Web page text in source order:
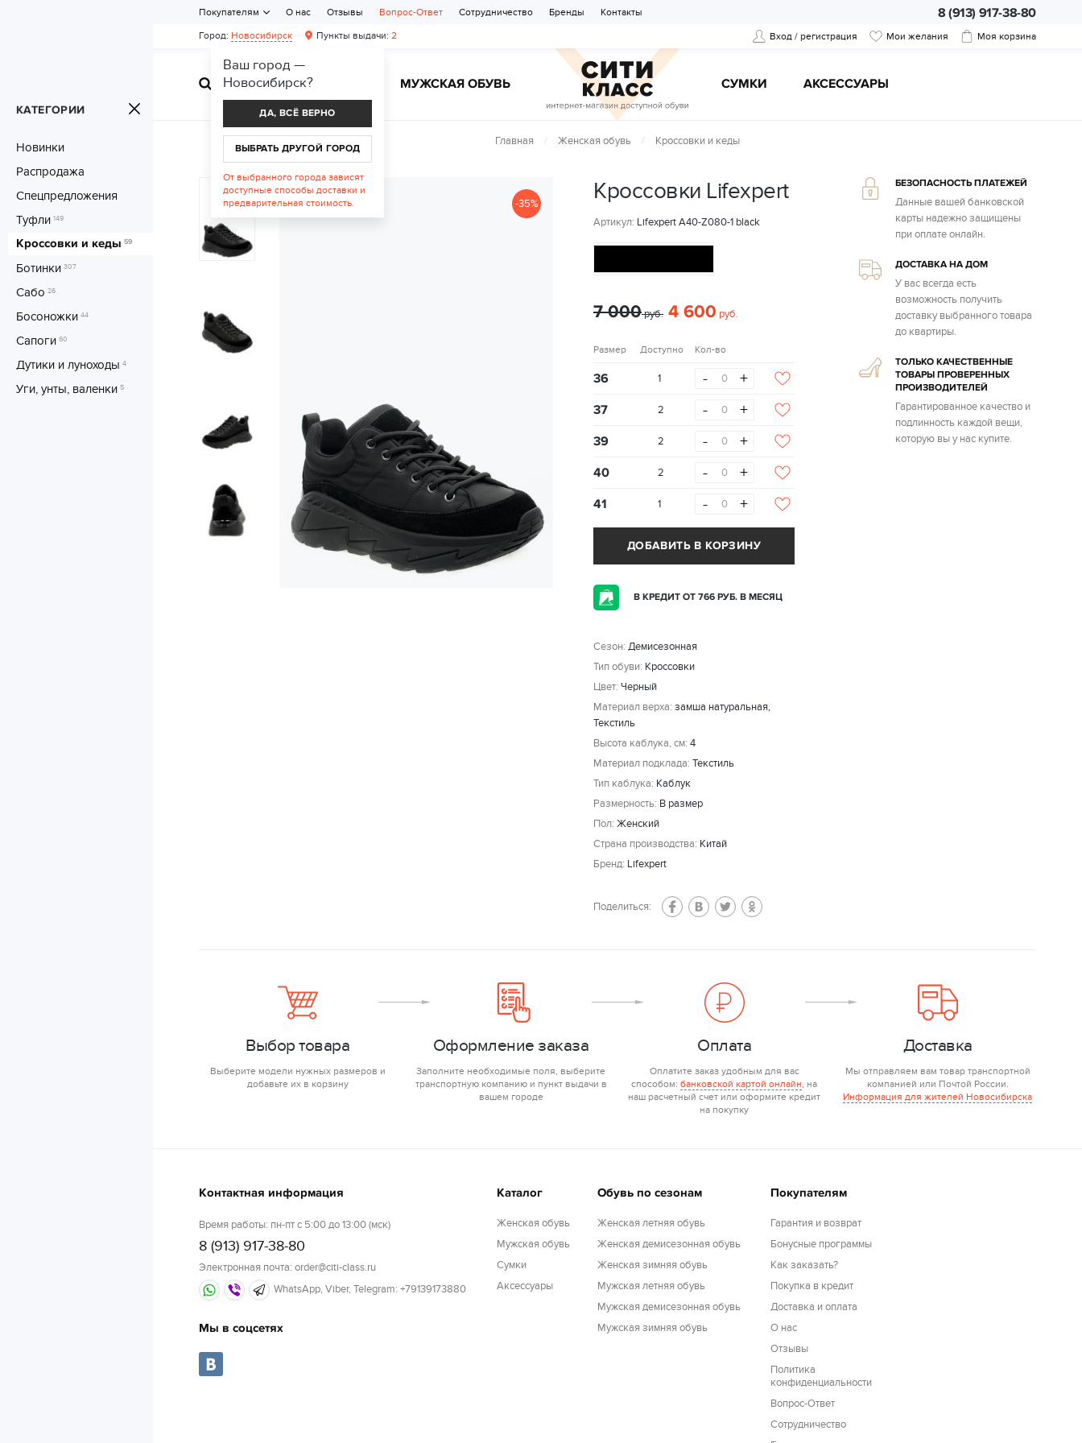
Вход / регистрация Мои желания Моя корзина
ЖЕНСКАЯ ОБУВЬ МУЖСКАЯ ОБУВЬ CУМКИ АКСЕССУАРЫ
Город: Новосибирск Пункты выдачи: 2
8 (913) 917-38-80
Покупателям О нас Отзывы Вопрос-Ответ Сотрудничество Бренды Контакты
КАТЕГОРИИ
Новинки
Распродажа
Спецпредложения
Туфли 149
Кроссовки и кеды 59
Ботинки 307
Сабо 26
Босоножки 44
Сапоги 60
Дутики и луноходы 4
Уги, унты, валенки 5
Главная Женская обувь Кроссовки и кеды
-35% Кроссовки Lifexpert
Артикул: Lifexpert A40-Z080-1 black
7 000руб. 4 600 руб.
Размер Доступно Кол-во
36 1 - +
37 2 - +
39 2 - +
40 2 - +
41 1 - +
ДОБАВИТЬ В КОРЗИНУ
В КРЕДИТ ОТ 766 РУБ. В МЕСЯЦ
Сезон: Демисезонная
Тип обуви: Кроссовки
Цвет: Черный
Материал верха: замша натуральная,
Текстиль
Высота каблука, см: 4
Материал подклада: Текстиль
Тип каблука: Каблук
Размерность: В размер
Пол: Женский
Страна производства: Китай
Бренд: Lifexpert
Поделиться:
БЕЗОПАСНОСТЬ ПЛАТЕЖЕЙ
Данные вашей банковской
карты надежно защищены
при оплате онлайн.
ДОСТАВКА НА ДОМ
У вас всегда есть
возможность получить
доставку выбранного товара
до квартиры.
ТОЛЬКО КАЧЕСТВЕННЫЕ
ТОВАРЫ ПРОВЕРЕННЫХ
ПРОИЗВОДИТЕЛЕЙ
Гарантированное качество и
подлинность каждой вещи,
которую вы у нас купите.
Выбор товара
Выберите модели нужных размеров и
добавьте их в корзину
Оформление заказа
Заполните необходимые поля, выберите
транспортную компанию и пункт выдачи в
вашем городе
Оплата
Оплатите заказ удобным для вас
способом: банковской картой онлайн, на
наш расчетный счет или оформите кредит
на покупку
Доставка
Мы отправляем вам товар транспортной
компанией или Почтой России.
Информация для жителей Новосибирска
Контактная информация
Время работы: пн-пт с 5:00 до 13:00 (мск)
8 (913) 917-38-80
Электронная почта: order@citi-class.ru
WhatsApp, Viber, Telegram: +79139173880
Мы в соцсетях
Каталог
Женская обувь
Мужская обувь
Cумки
Аксессуары
Обувь по сезонам
Женская летняя обувь
Женская демисезонная обувь
Женская зимняя обувь
Мужская летняя обувь
Мужская демисезонная обувь
Мужская зимняя обувь
Покупателям
Гарантия и возврат
Бонусные программы
Как заказать?
Покупка в кредит
Доставка и оплата
О нас
Отзывы
Политика
конфиденциальности
Вопрос-Ответ
Сотрудничество
Ваш город —
Новосибирск?
ДА, ВСЁ ВЕРНО
ВЫБРАТЬ ДРУГОЙ ГОРОД
От выбранного города зависят
доступные способы доставки и
предварительная стоимость.